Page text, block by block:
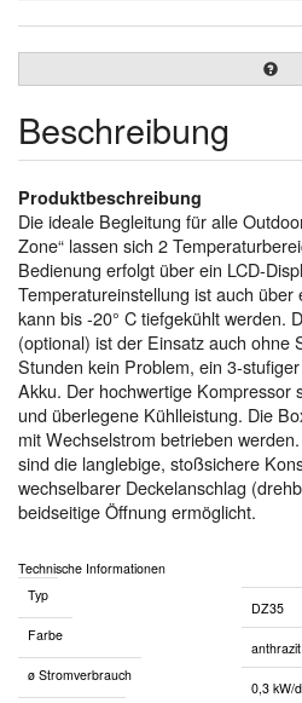
Beschreibung
Produktbeschreibung
Die ideale Begleitung für alle
Zone“ lassen sich 2
Bedienung erfolgt über ein LCD-
Temperatureinstellung ist auch
kann bis -20° C tiefgekühlt werden.
(optional) ist der Einsatz auch ohne
Stunden kein Problem, ein 3-
Akku. Der hochwertige Kompressor
und überlegene Kühlleistung. Die
mit Wechselstrom betrieben
sind die langlebige, stoßsichere
wechselbarer Deckelanschlag
beidseitige Öffnung ermöglicht.
Technische Informationen
Typ
DZ35
Farbe
anthrazit
ø Stromverbrauch
0,3 kW/d